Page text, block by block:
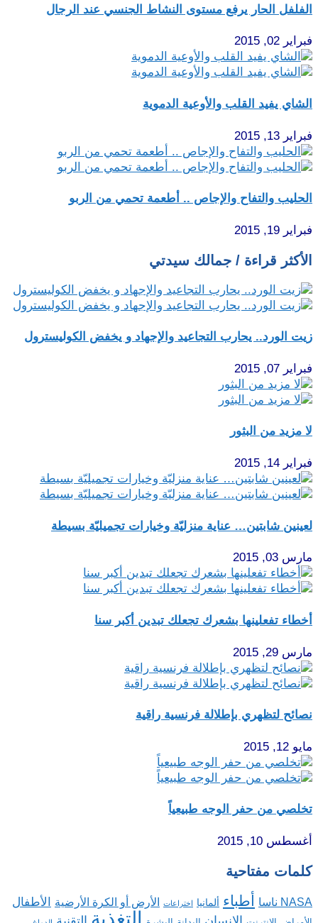
الفلفل الحار يرفع مستوى النشاط الجنسي عند الرجال
فبراير 02, 2015
الشاي يفيد القلب والأوعية الدموية
فبراير 13, 2015
الحليب والتفاح والإجاص .. أطعمة تحمي من الربو
فبراير 19, 2015
الأكثر قراءة / جمالك سيدتي
زيت الورد.. يحارب التجاعيد والإجهاد و يخفض الكوليسترول
فبراير 07, 2015
لا مزيد من البثور
فبراير 14, 2015
لعينين شابتين… عناية منزليّة وخيارات تجميليّة بسيطة
مارس 03, 2015
أخطاء تفعلينها بشعرك تجعلك تبدين أكبر سنا
مارس 29, 2015
نصائح لتظهري بإطلالة فرنسية راقية
مايو 12, 2015
تخلصي من حفر الوجه طبيعياً
أغسطس 10, 2015
كلمات مفتاحية
NASA ناسا أطباء ألمانيا اختراعات الأرض أو الكرة الأرضية الأطفال
التغذية